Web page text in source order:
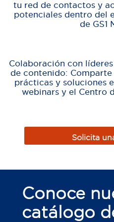
tu red de contactos y
potenciales dentro del
de GS1
Colaboración con
de contenido: Comparte
prácticas y soluciones
webinars y el Centro
Solicita
Conoce
catálogo